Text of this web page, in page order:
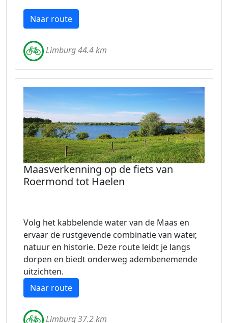
Naar route
Limburg 44.4 km
Maasverkenning op de fiets van
Roermond tot Haelen
Volg het kabbelende water van de Maas en
ervaar de rustgevende combinatie van water,
natuur en historie. Deze route leidt je langs
dorpen en biedt onderweg adembenemende
uitzichten.
Naar route
Limburg 37.2 km